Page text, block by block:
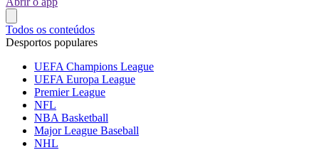
Todos os conteúdos
Desportos populares
UEFA Champions League
UEFA Europa League
Premier League
NFL
NBA Basketball
Major League Baseball
NHL